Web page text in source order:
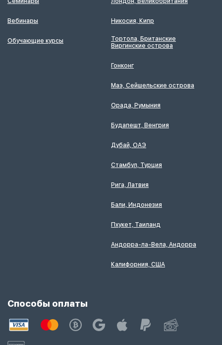
Вебинары
Обучающие курсы
Никосия, Кипр
Тортола, Британские
Виргинские острова
Гонконг
Маэ, Сейшельские острова
Орада, Румыния
Будапешт, Венгрия
Дубай, ОАЭ
Стамбул, Турция
Рига, Латвия
Бали, Индонезия
Пхукет, Таиланд
Андорра-ла-Вела, Андорра
Калифорния, США
Способы оплаты